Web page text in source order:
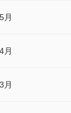
月
月
月